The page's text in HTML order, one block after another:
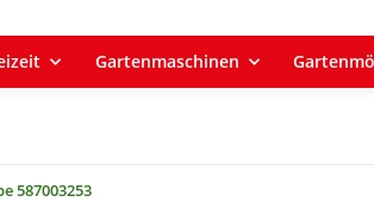
Gartenmaschinen
587003253